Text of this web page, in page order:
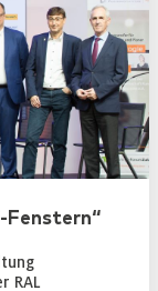
Fenstern“
RAL